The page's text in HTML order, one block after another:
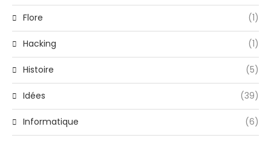
Flore (1)
Hacking (1)
Histoire (5)
Idées (39)
Informatique (6)